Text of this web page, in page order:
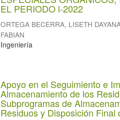
EL PERIODO l-2022
ORTEGA BECERRA, LISETH
FABIAN
Ingeniería
Apoyo en el Seguimiento e
Almacenamiento de los
Subprogramas de
Residuos y Disposición